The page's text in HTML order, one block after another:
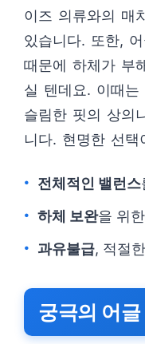
이즈 의류와의 매
있습니다. 또한,
때문에 하체가 부
실 텐데요. 이때는
슬림한 핏의 상의
니다. 현명한 선택
전체적인 밸런스
하체 보완을 위
과유불급, 적절
궁극의 어